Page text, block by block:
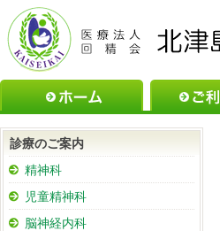
ホーム
診療のご案内
精神科
児童精神科
脳神経内科